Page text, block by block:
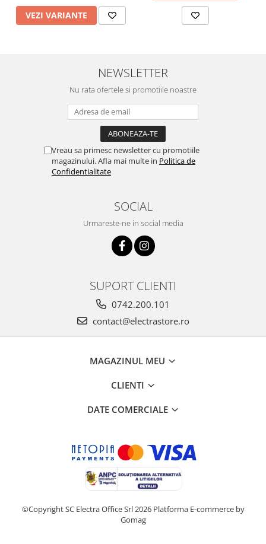
VEZI VARIANTE
NEWSLETTER
Nu rata ofertele si promotiile noastre
Vreau sa primesc newsletter cu promotiile
magazinului. Afla mai multe in Politica de
Confidentialitate
SOCIAL
Urmareste-ne in social media
SUPORT CLIENTI
0742.200.101
contact@electrastore.ro
MAGAZINUL MEU
CLIENTI
DATE COMERCIALE
©Copyright SC Electra Office Srl 2026 Platforma E-commerce by
Gomag